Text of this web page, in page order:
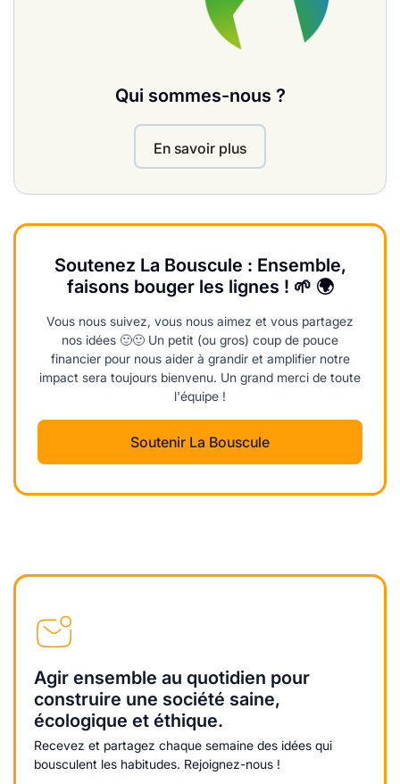
Qui sommes-nous ?
En savoir plus
Soutenez La Bouscule : Ensemble,
faisons bouger les lignes ! 🌱 🌍
Vous nous suivez, vous nous aimez et vous partagez
nos idées 🙂🙂 Un petit (ou gros) coup de pouce
financier pour nous aider à grandir et amplifier notre
impact sera toujours bienvenu. Un grand merci de toute
l'équipe !
Soutenir La Bouscule
Agir ensemble au quotidien pour
construire une société saine,
écologique et éthique.
Recevez et partagez chaque semaine des idées qui
bousculent les habitudes. Rejoignez-nous !